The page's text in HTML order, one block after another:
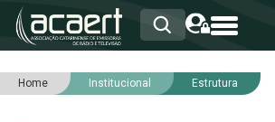
HOME
Home Institucional Estrutura